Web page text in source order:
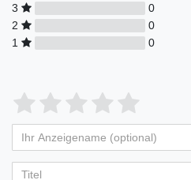
3
0
2
0
1
0